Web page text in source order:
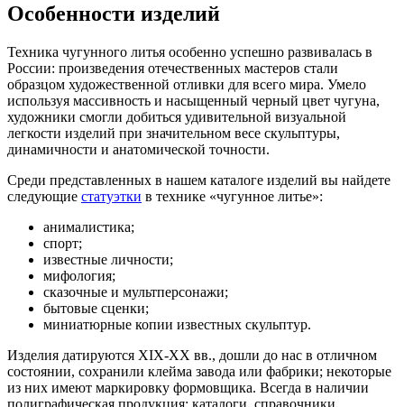
Особенности изделий
Техника чугунного литья особенно успешно развивалась в
России: произведения отечественных мастеров стали
образцом художественной отливки для всего мира. Умело
используя массивность и насыщенный черный цвет чугуна,
художники смогли добиться удивительной визуальной
легкости изделий при значительном весе скульптуры,
динамичности и анатомической точности.
Среди представленных в нашем каталоге изделий вы найдете
следующие статуэтки в технике «чугунное литье»:
анималистика;
спорт;
известные личности;
мифология;
сказочные и мультперсонажи;
бытовые сценки;
миниатюрные копии известных скульптур.
Изделия датируются XIX-XX вв., дошли до нас в отличном
состоянии, сохранили клейма завода или фабрики; некоторые
из них имеют маркировку формовщика. Всегда в наличии
полиграфическая продукция: каталоги, справочники,